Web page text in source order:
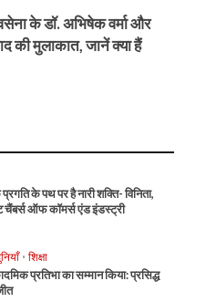
के डॉ. अभिषेक वर्मा और
की मुलाकात, जानें क्या हैं
प्रगति के पथ पर है नारी शक्ति- विनिता,
चैंबर्स ऑफ कॉमर्स एंड इंडस्ट्री
• शिक्षा
प्रतिभा का सम्मान किया: प्रसिद्ध